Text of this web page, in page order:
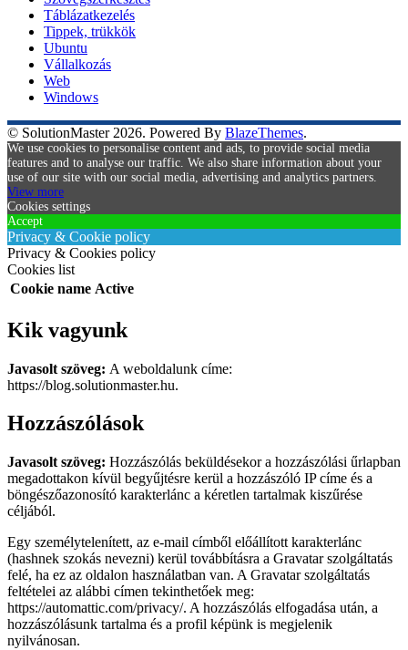
Táblázatkezelés
Tippek, trükkök
Ubuntu
Vállalkozás
Web
Windows
© SolutionMaster 2026. Powered By BlazeThemes.
We use cookies to personalise content and ads, to provide social media
features and to analyse our traffic. We also share information about your
use of our site with our social media, advertising and analytics partners.
View more
Cookies settings
Accept
Privacy & Cookie policy
Privacy & Cookies policy
Cookies list
Cookie name Active
Kik vagyunk
Javasolt szöveg: A weboldalunk címe:
https://blog.solutionmaster.hu.
Hozzászólások
Javasolt szöveg: Hozzászólás beküldésekor a hozzászólási űrlapban
megadottakon kívül begyűjtésre kerül a hozzászóló IP címe és a
böngészőazonosító karakterlánc a kéretlen tartalmak kiszűrése
céljából.
Egy személytelenített, az e-mail címből előállított karakterlánc
(hashnek szokás nevezni) kerül továbbításra a Gravatar szolgáltatás
felé, ha ez az oldalon használatban van. A Gravatar szolgáltatás
feltételei az alábbi címen tekinthetőek meg:
https://automattic.com/privacy/. A hozzászólás elfogadása után, a
hozzászólásunk tartalma és a profil képünk is megjelenik
nyilvánosan.